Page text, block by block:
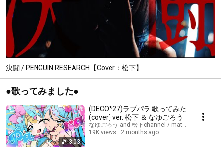
決闘 / PENGUIN RESEARCH【Cover：松下】
●歌ってみました●
3:03
(DECO*27)ラブパラ 歌ってみた
(cover) ver. 松下 ＆ なゆごろう
なゆごろう and 松下channel / matsushita
19K views
2 months ago